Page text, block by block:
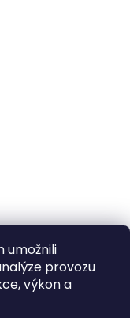
umožnili
provozu
výkon a